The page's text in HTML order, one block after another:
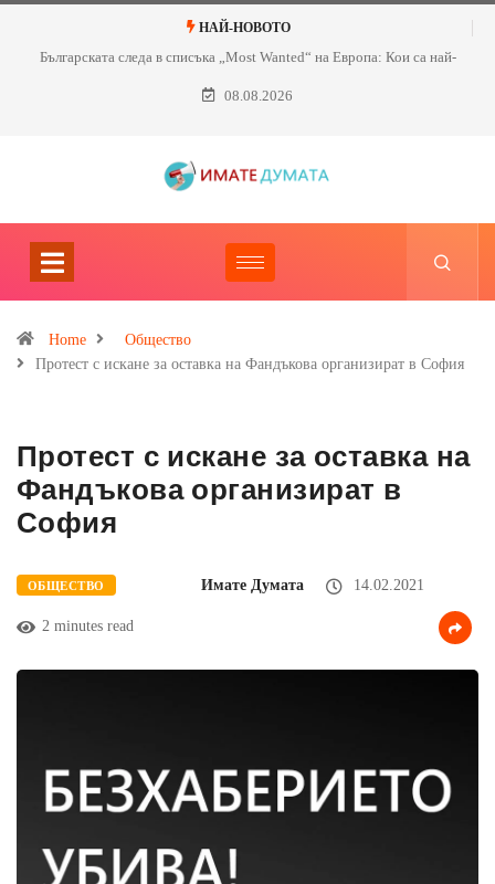
НАЙ-НОВОТО
Българската следа в списъка „Most Wanted“ на Европа: Кои са най-
търсените нашенци?
08.08.2026
Home
Общество
Протест с искане за оставка на Фандъкова организират в София
Протест с искане за оставка на
Фандъкова организират в
София
ОБЩЕСТВО Имате Думата 14.02.2021
2 minutes read